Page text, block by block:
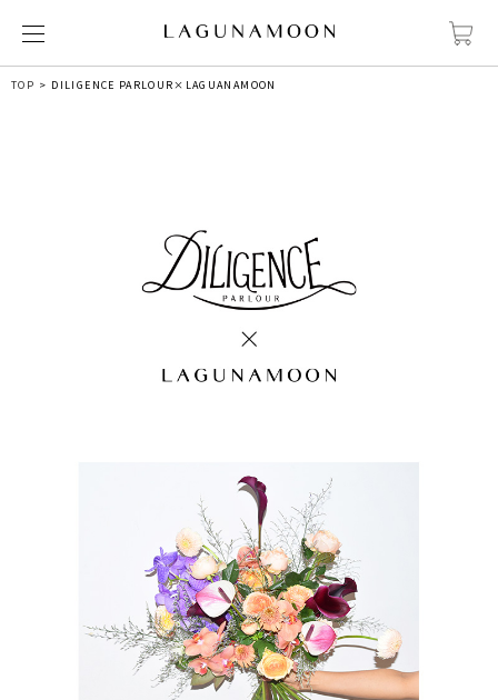
TOP DILIGENCE PARLOUR×LAGUANAMOON